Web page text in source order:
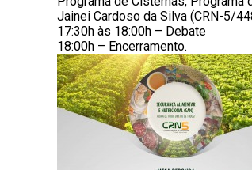
Jainei Cardoso da Silva (CRN-5/
17:30h às 18:00h – Debate
18:00h – Encerramento.